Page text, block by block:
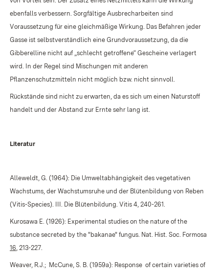
ebenfalls verbessern. Sorgfältige Ausbrecharbeiten sind
Voraussetzung für eine gleichmäßige Wirkung. Das Befahren jeder
Gasse ist selbstverständlich eine Grundvoraussetzung, da die
Gibberelline nicht auf „schlecht getroffene“ Gescheine verlagert
wird. In der Regel sind Mischungen mit anderen
Pflanzenschutzmitteln nicht möglich bzw. nicht sinnvoll.
Rückstände sind nicht zu erwarten, da es sich um einen Naturstoff
handelt und der Abstand zur Ernte sehr lang ist.
Literatur
Alleweldt, G. (1964): Die Umweltabhängigkeit des vegetativen
Wachstums, der Wachstumsruhe und der Blütenbildung von Reben
(Vitis-Species). III. Die Blütenbildung. Vitis 4, 240-261.
Kurosawa E. (1926): Experimental studies on the nature of the
substance secreted by the "bakanae" fungus. Nat. Hist. Soc. Formosa
16, 213-227.
Weaver, R.J.; McCune, S. B. (1959a): Response of certain varieties of